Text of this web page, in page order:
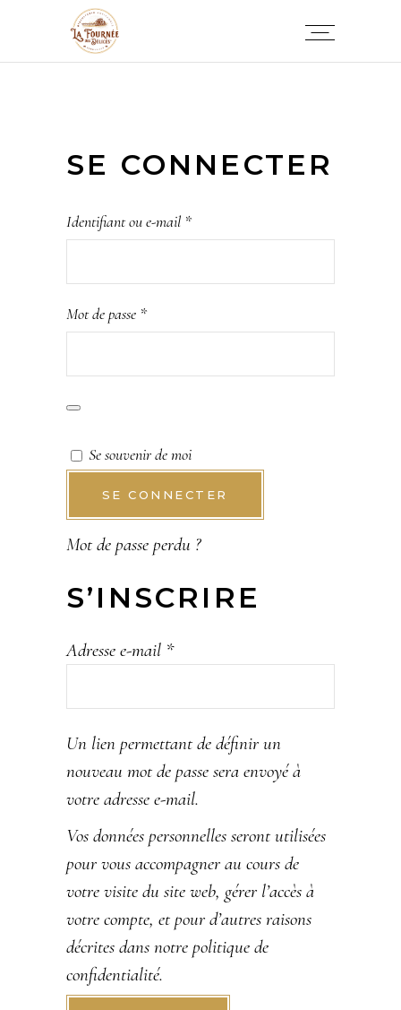
SE CONNECTER
Identifiant ou e-mail *Obligatoire
Mot de passe *Obligatoire
Se souvenir de moi
SE CONNECTER
Mot de passe perdu ?
S’INSCRIRE
Adresse e-mail *Obligatoire
Un lien permettant de définir un
nouveau mot de passe sera envoyé à
votre adresse e-mail.
Vos données personnelles seront utilisées
pour vous accompagner au cours de
votre visite du site web, gérer l’accès à
votre compte, et pour d’autres raisons
décrites dans notre politique de
confidentialité.